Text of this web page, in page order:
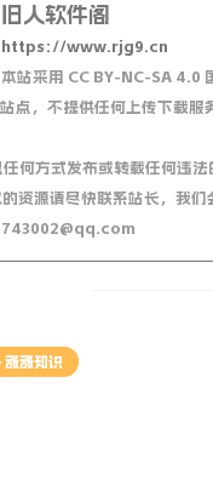
旧人软件阁
https://www.rjg9.cn
本站采用 CC BY-NC-SA 4.0
点，不提供任何上传下载
何方式发布或转载任何违
资源请尽快联系站长，我们
涨涨知识